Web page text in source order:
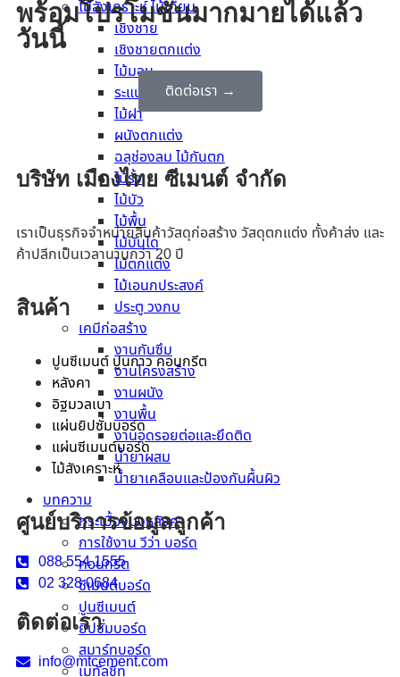
ไม้สังเคราะห์ ไม้เทียม
เชิงชาย
เชิงชายตกแต่ง
ไม้มอบ
ระแนง
ไม้ฝา
ผนังตกแต่ง
ฉลุช่องลม ไม้กันตก
ไม้รั้ว
ไม้บัว
ไม้พื้น
ไม้บันได
ไม้ตกแต่ง
ไม้เอนกประสงค์
ประตู วงกบ
เคมีก่อสร้าง
งานกันซึม
งานโครงสร้าง
งานผนัง
งานพื้น
งานอุดรอยต่อและยึดติด
น้ำยาผสม
น้ำยาเคลือบและป้องกันผื้นผิว
บทความ
กระเบื้องมุงหลังคา
การใช้งาน วีว่า บอร์ด
คอนกรีต
ซีเมนต์บอร์ด
ปูนซีเมนต์
ยิปซั่มบอร์ด
สมาร์ทบอร์ด
เมทัลชีท
พร้อมโปรโมชั่นมากมายได้แล้ว
วันนี้
ติดต่อเรา →
บริษัท เมืองไทย ซีเมนต์ จำกัด
เราเป็นธุรกิจจำหน่ายสินค้าวัสดุก่อสร้าง วัสดุตกแต่ง ทั้งค้าส่ง และ
ค้าปลีกเป็นเวลานานกว่า 20 ปี
สินค้า
ปูนซีเมนต์ ปูนกาว คอนกรีต
หลังคา
อิฐมวลเบา
แผ่นยิปซั่มบอร์ด
แผ่นซีเมนต์บอร์ด
ไม้สังเคราะห์
ศูนย์บริการข้อมูลลูกค้า
088 554 1555
02 328 0684
ติดต่อเรา
info@mtcement.com